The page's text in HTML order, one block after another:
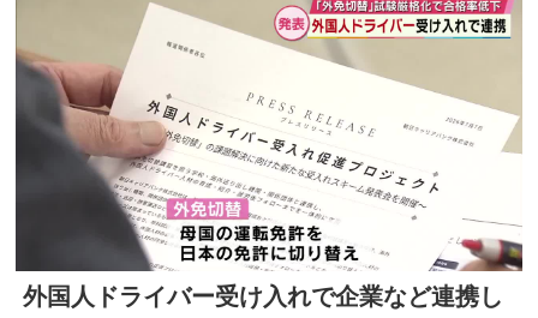
外国人ドライバー受け入れで企業など連携し